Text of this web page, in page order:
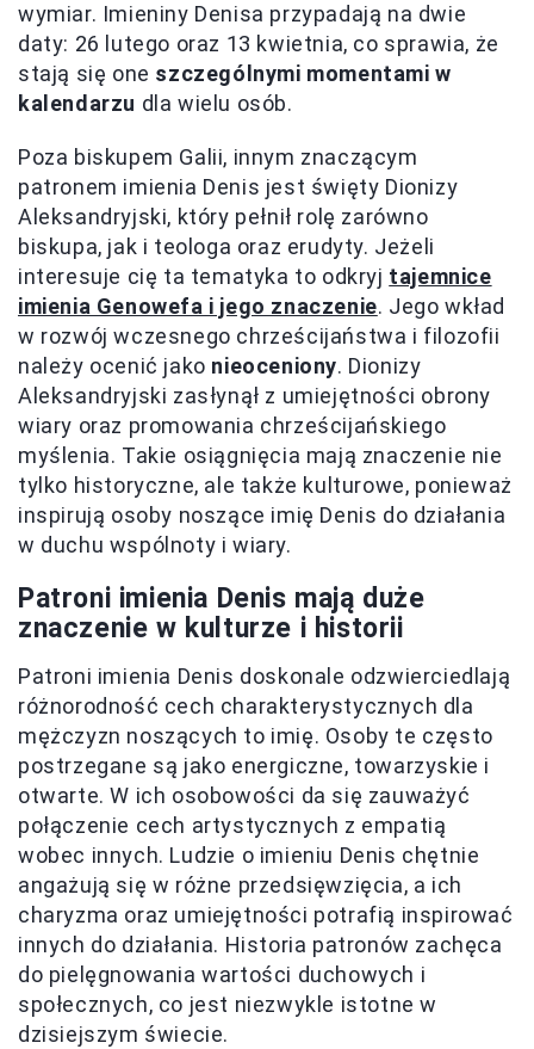
wymiar. Imieniny Denisa przypadają na dwie
daty: 26 lutego oraz 13 kwietnia, co sprawia, że
stają się one szczególnymi momentami w
kalendarzu dla wielu osób.
Poza biskupem Galii, innym znaczącym
patronem imienia Denis jest święty Dionizy
Aleksandryjski, który pełnił rolę zarówno
biskupa, jak i teologa oraz erudyty. Jeżeli
interesuje cię ta tematyka to odkryj tajemnice
imienia Genowefa i jego znaczenie. Jego wkład
w rozwój wczesnego chrześcijaństwa i filozofii
należy ocenić jako nieoceniony. Dionizy
Aleksandryjski zasłynął z umiejętności obrony
wiary oraz promowania chrześcijańskiego
myślenia. Takie osiągnięcia mają znaczenie nie
tylko historyczne, ale także kulturowe, ponieważ
inspirują osoby noszące imię Denis do działania
w duchu wspólnoty i wiary.
Patroni imienia Denis mają duże
znaczenie w kulturze i historii
Patroni imienia Denis doskonale odzwierciedlają
różnorodność cech charakterystycznych dla
mężczyzn noszących to imię. Osoby te często
postrzegane są jako energiczne, towarzyskie i
otwarte. W ich osobowości da się zauważyć
połączenie cech artystycznych z empatią
wobec innych. Ludzie o imieniu Denis chętnie
angażują się w różne przedsięwzięcia, a ich
charyzma oraz umiejętności potrafią inspirować
innych do działania. Historia patronów zachęca
do pielęgnowania wartości duchowych i
społecznych, co jest niezwykle istotne w
dzisiejszym świecie.